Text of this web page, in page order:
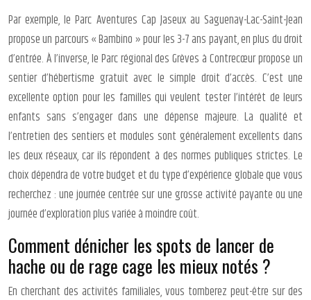
Par exemple, le Parc Aventures Cap Jaseux au Saguenay-Lac-Saint-Jean
propose un parcours « Bambino » pour les 3-7 ans payant, en plus du droit
d’entrée. À l’inverse, le Parc régional des Grèves à Contrecœur propose un
sentier d’hébertisme gratuit avec le simple droit d’accès. C’est une
excellente option pour les familles qui veulent tester l’intérêt de leurs
enfants sans s’engager dans une dépense majeure. La qualité et
l’entretien des sentiers et modules sont généralement excellents dans
les deux réseaux, car ils répondent à des normes publiques strictes. Le
choix dépendra de votre budget et du type d’expérience globale que vous
recherchez : une journée centrée sur une grosse activité payante ou une
journée d’exploration plus variée à moindre coût.
Comment dénicher les spots de lancer de
hache ou de rage cage les mieux notés ?
En cherchant des activités familiales, vous tomberez peut-être sur des